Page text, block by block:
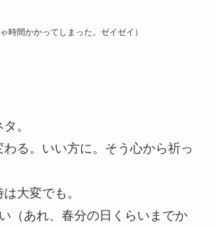
時間かかってしまった。ゼイゼイ）
。
る。いい方に。そう心から祈っ
大変でも。
（あれ、春分の日くらいまでか